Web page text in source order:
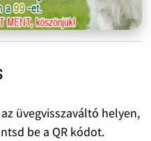
üvegvisszaváltó helyen,
be a QR kódot.